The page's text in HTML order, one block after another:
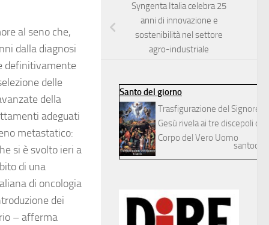
al seno che,
dalla diagnosi
definitivamente
delle
della
adeguati
metastatico:
si è svolto ieri a
di una
di oncologia
dei
– afferma
Syngenta Italia celebra 25
anni di innovazione e
sostenibilità nel settore
agro-industriale
Santo del giorno
Trasfigurazione del Signore
Gesù rivela ai tre discepoli
Corpo del Vero Uomo